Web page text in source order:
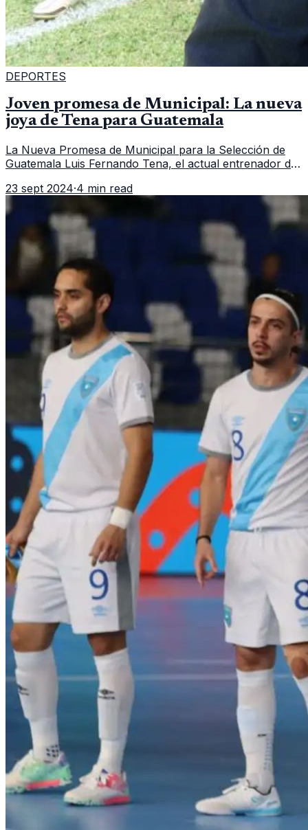
DEPORTES
Joven promesa de Municipal: La nueva
joya de Tena para Guatemala
La Nueva Promesa de Municipal para la Selección de
Guatemala Luis Fernando Tena, el actual entrenador de
los nuevos talentos
23 sept 2024·4 min read